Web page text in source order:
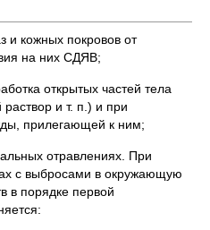
и кожных покровов от
на них СДЯВ;
открытых частей тела
и т. п.) и при
прилегающей к ним;
отравлениях. При
с выбросами в окружающую
в порядке первой